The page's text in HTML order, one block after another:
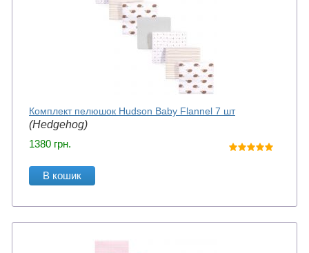
Комплект пелюшок Hudson Baby Flannel 7 шт
(Hedgehog)
1380 грн.
В кошик